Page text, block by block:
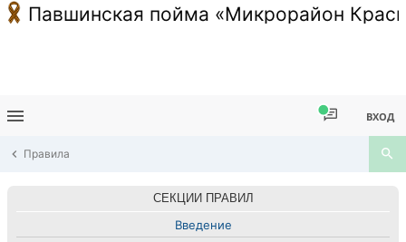
Павшинская пойма «Микрорайон
ВХОД
Правила
СЕКЦИИ ПРАВИЛ
Введение